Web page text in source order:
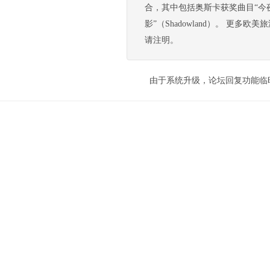
合，其中包括奥斯卡获奖曲目“今
影”（Shadowland）。 更多欧美
请注明。
由于系统升级，论坛回复功能临